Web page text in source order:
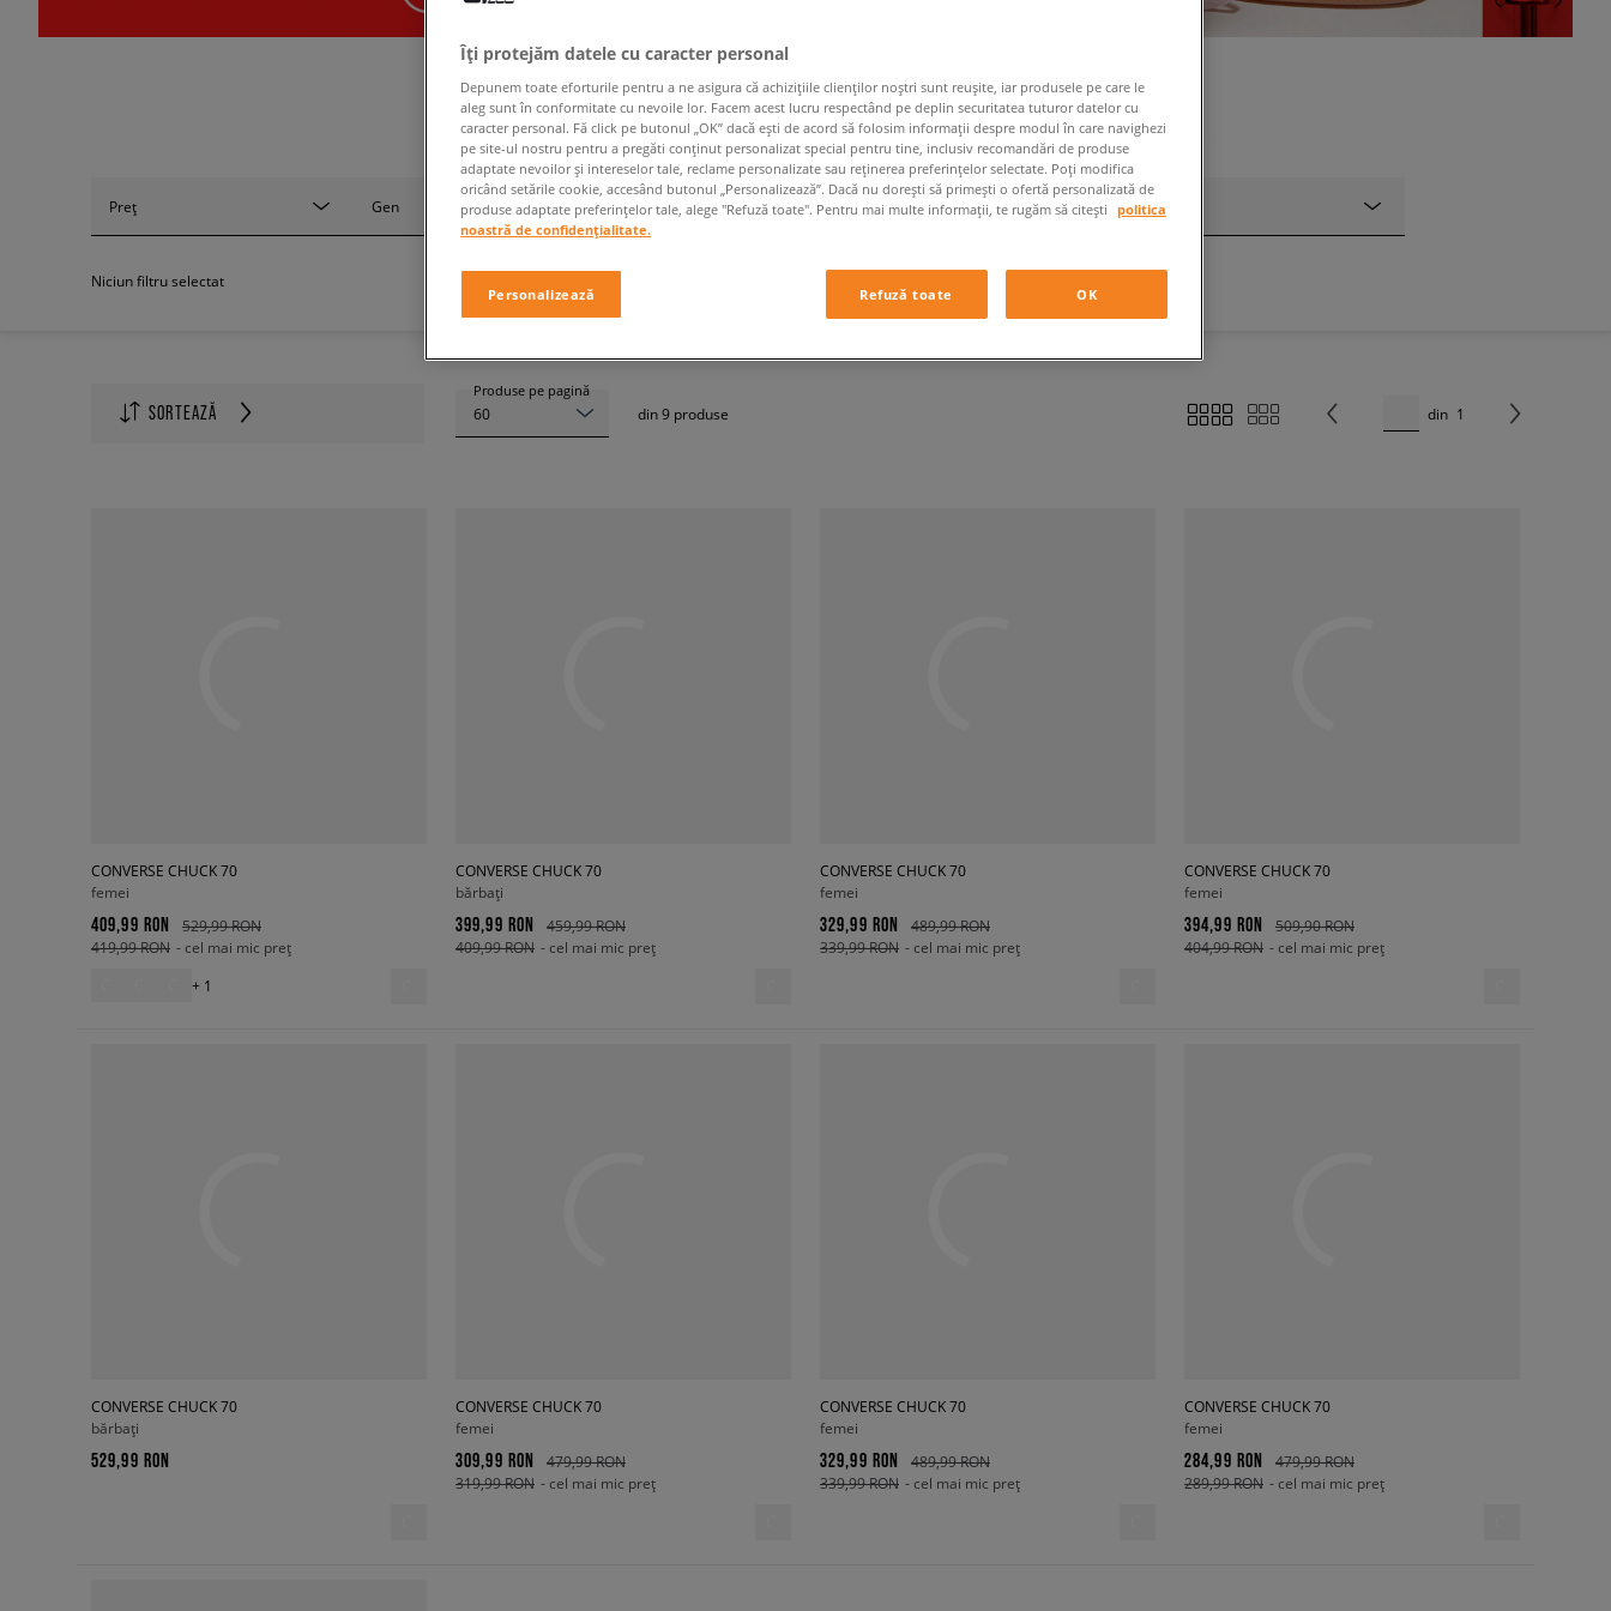
CONVERSE CHUCK 70
SORTEAZĂ
Produse pe pagină
60 din9 produse din 1
Preț Gen Mărime Culoare Tip
Niciun filtru selectat
CONVERSE CHUCK 70
femei
409,99 RON
529,99 RON
419,99 RON - cel mai mic preț
+ 1
CONVERSE CHUCK 70
bărbați
399,99 RON
459,99 RON
409,99 RON - cel mai mic preț
CONVERSE CHUCK 70
femei
329,99 RON
489,99 RON
339,99 RON - cel mai mic preț
CONVERSE CHUCK 70
femei
394,99 RON
509,90 RON
404,99 RON - cel mai mic preț
CONVERSE CHUCK 70
bărbați
529,99 RON
CONVERSE CHUCK 70
femei
309,99 RON
479,99 RON
319,99 RON - cel mai mic preț
CONVERSE CHUCK 70
femei
329,99 RON
489,99 RON
339,99 RON - cel mai mic preț
CONVERSE CHUCK 70
femei
284,99 RON
479,99 RON
289,99 RON - cel mai mic preț
Îți protejăm datele cu caracter personal
Depunem toate eforturile pentru a ne asigura că achizițiile clienților noștri sunt reușite, iar produsele pe care le
aleg sunt în conformitate cu nevoile lor. Facem acest lucru respectând pe deplin securitatea tuturor datelor cu
caracter personal. Fă click pe butonul „OK” dacă ești de acord să folosim informații despre modul în care navighezi
pe site-ul nostru pentru a pregăti conținut personalizat special pentru tine, inclusiv recomandări de produse
adaptate nevoilor și intereselor tale, reclame personalizate sau reținerea preferințelor selectate. Poți modifica
oricând setările cookie, accesând butonul „Personalizează”. Dacă nu dorești să primești o ofertă personalizată de
produse adaptate preferințelor tale, alege "Refuză toate". Pentru mai multe informații, te rugăm să citești politica
noastră de confidențialitate.
Personalizează Refuză toate OK